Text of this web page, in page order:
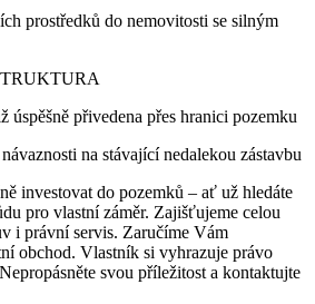
prostředků do nemovitosti se silným
úspěšně přivedena přes hranici pozemku
na stávající nedalekou zástavbu
investovat do pozemků – ať už hledáte
pro vlastní záměr. Zajišťujeme celou
i právní servis. Zaručíme Vám
obchod. Vlastník si vyhrazuje právo
svou příležitost a kontaktujte